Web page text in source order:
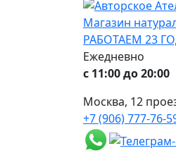
Магазин
РАБОТАЕМ 23
Ежедневно
с 11:00 до 20:00
Москва, 12
+7 (906) 777-76-